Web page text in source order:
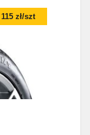
115 zł/szt